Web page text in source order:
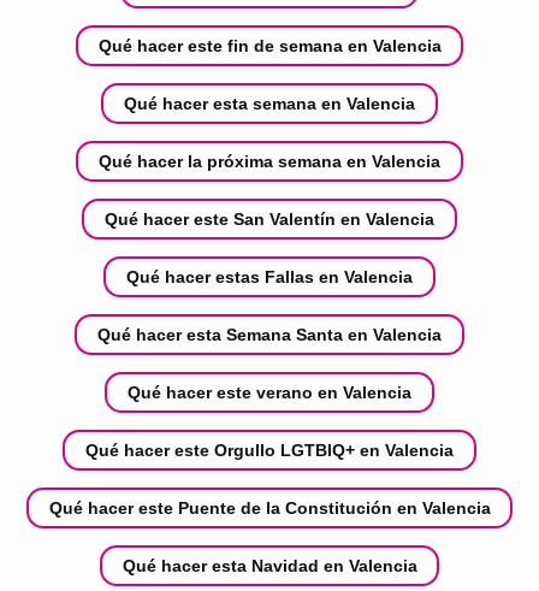
Qué hacer este fin de semana en Valencia
Qué hacer esta semana en Valencia
Qué hacer la próxima semana en Valencia
Qué hacer este San Valentín en Valencia
Qué hacer estas Fallas en Valencia
Qué hacer esta Semana Santa en Valencia
Qué hacer este verano en Valencia
Qué hacer este Orgullo LGTBIQ+ en Valencia
Qué hacer este Puente de la Constitución en Valencia
Qué hacer esta Navidad en Valencia